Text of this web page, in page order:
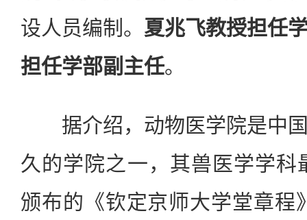
设人员编制。 夏兆飞教授担任
担任学部副主任。
据介绍，动物医学院是中国
久的学院之一，其兽医学学科
颁布的《钦定京师大学堂章程